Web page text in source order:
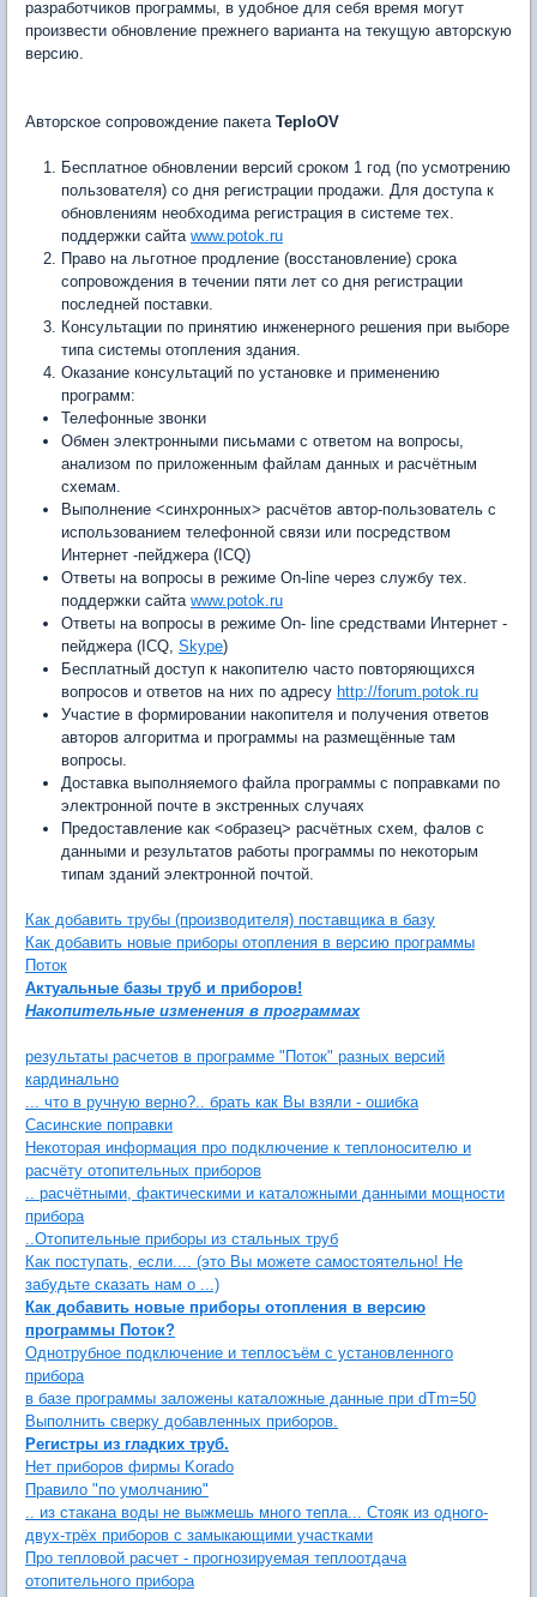
разработчиков программы, в удобное для себя время могут
произвести обновление прежнего варианта на текущую авторскую
версию.
Авторское сопровождение пакета TeploOV
Бесплатное обновлении версий сроком 1 год (по усмотрению
пользователя) со дня регистрации продажи. Для доступа к
обновлениям необходима регистрация в системе тех.
поддержки сайта www.potok.ru
Право на льготное продление (восстановление) срока
сопровождения в течении пяти лет со дня регистрации
последней поставки.
Консультации по принятию инженерного решения при выборе
типа системы отопления здания.
Оказание консультаций по установке и применению
программ:
Телефонные звонки
Обмен электронными письмами с ответом на вопросы,
анализом по приложенным файлам данных и расчётным
схемам.
Выполнение <синхронных> расчётов автор-пользователь с
использованием телефонной связи или посредством
Интернет -пейджера (ICQ)
Ответы на вопросы в режиме On-line через службу тех.
поддержки сайта www.potok.ru
Ответы на вопросы в режиме On- line средствами Интернет -
пейджера (ICQ, Skype)
Бесплатный доступ к накопителю часто повторяющихся
вопросов и ответов на них по адресу http://forum.potok.ru
Участие в формировании накопителя и получения ответов
авторов алгоритма и программы на размещённые там
вопросы.
Доставка выполняемого файла программы с поправками по
электронной почте в экстренных случаях
Предоставление как <образец> расчётных схем, фалов с
данными и результатов работы программы по некоторым
типам зданий электронной почтой.
Как добавить трубы (производителя) поставщика в базу
Как добавить новые приборы отопления в версию программы
Поток
Актуальные базы труб и приборов!
Накопительные изменения в программах
результаты расчетов в программе "Поток" разных версий
кардинально
... что в ручную верно?.. брать как Вы взяли - ошибка
Сасинские поправки
Некоторая информация про подключение к теплоносителю и
расчёту отопительных приборов
.. расчётными, фактическими и каталожными данными мощности
прибора
..Отопительные приборы из стальных труб
Как поступать, если.... (это Вы можете самостоятельно! Не
забудьте сказать нам о ...)
Как добавить новые приборы отопления в версию
программы Поток?
Однотрубное подключение и теплосъём с установленного
прибора
в базе программы заложены каталожные данные при dTm=50
Выполнить сверку добавленных приборов.
Регистры из гладких труб.
Нет приборов фирмы Korado
Правило "по умолчанию"
.. из стакана воды не выжмешь много тепла... Стояк из одного-
двух-трёх приборов с замыкающими участками
Про тепловой расчет - прогнозируемая теплоотдача
отопительного прибора